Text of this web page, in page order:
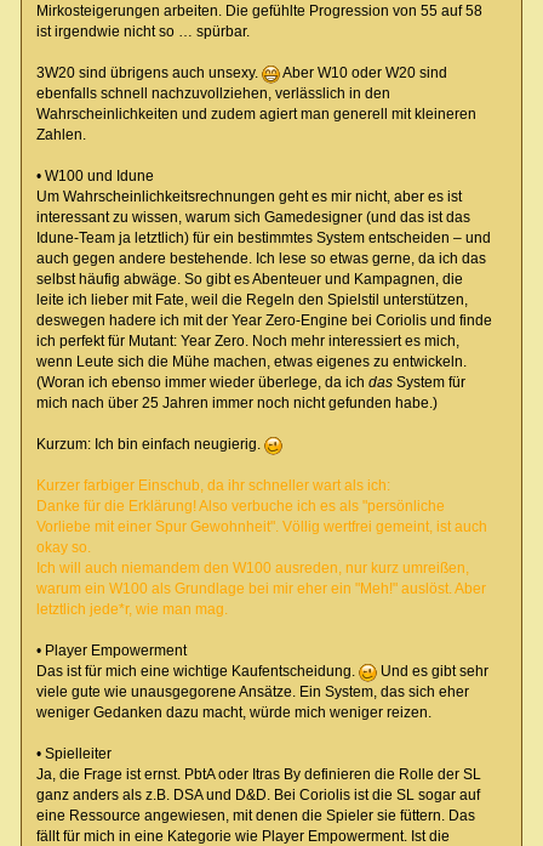
Mirkosteigerungen arbeiten. Die gefühlte Progression von 55 auf 58
ist irgendwie nicht so … spürbar.
3W20 sind übrigens auch unsexy.
Aber W10 oder W20 sind
ebenfalls schnell nachzuvollziehen, verlässlich in den
Wahrscheinlichkeiten und zudem agiert man generell mit kleineren
Zahlen.
• W100 und Idune
Um Wahrscheinlichkeitsrechnungen geht es mir nicht, aber es ist
interessant zu wissen, warum sich Gamedesigner (und das ist das
Idune-Team ja letztlich) für ein bestimmtes System entscheiden – und
auch gegen andere bestehende. Ich lese so etwas gerne, da ich das
selbst häufig abwäge. So gibt es Abenteuer und Kampagnen, die
leite ich lieber mit Fate, weil die Regeln den Spielstil unterstützen,
deswegen hadere ich mit der Year Zero-Engine bei Coriolis und finde
ich perfekt für Mutant: Year Zero. Noch mehr interessiert es mich,
wenn Leute sich die Mühe machen, etwas eigenes zu entwickeln.
(Woran ich ebenso immer wieder überlege, da ich dasSystem für
mich nach über 25 Jahren immer noch nicht gefunden habe.)
Kurzum: Ich bin einfach neugierig.
Kurzer farbiger Einschub, da ihr schneller wart als ich:
Danke für die Erklärung! Also verbuche ich es als "persönliche
Vorliebe mit einer Spur Gewohnheit". Völlig wertfrei gemeint, ist auch
okay so.
Ich will auch niemandem den W100 ausreden, nur kurz umreißen,
warum ein W100 als Grundlage bei mir eher ein "Meh!" auslöst. Aber
letztlich jede*r, wie man mag.
• Player Empowerment
Das ist für mich eine wichtige Kaufentscheidung.
Und es gibt sehr
viele gute wie unausgegorene Ansätze. Ein System, das sich eher
weniger Gedanken dazu macht, würde mich weniger reizen.
• Spielleiter
Ja, die Frage ist ernst. PbtA oder Itras By definieren die Rolle der SL
ganz anders als z.B. DSA und D&D. Bei Coriolis ist die SL sogar auf
eine Ressource angewiesen, mit denen die Spieler sie füttern. Das
fällt für mich in eine Kategorie wie Player Empowerment. Ist die